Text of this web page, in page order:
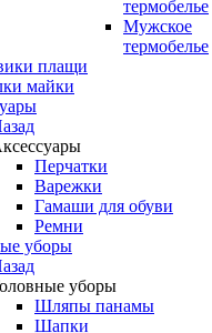
термобелье
Мужское
термобелье
плащи
майки
Перчатки
Варежки
Гамаши для обуви
Ремни
уборы
уборы
Шляпы панамы
Шапки